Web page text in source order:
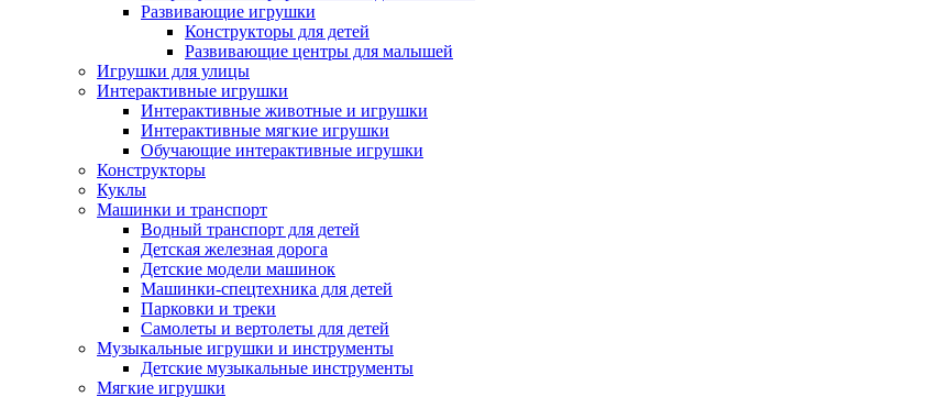
Развивающие игрушки
Конструкторы для детей
Развивающие центры для малышей
Игрушки для улицы
Интерактивные игрушки
Интерактивные животные и игрушки
Интерактивные мягкие игрушки
Обучающие интерактивные игрушки
Конструкторы
Куклы
Машинки и транспорт
Водный транспорт для детей
Детская железная дорога
Детские модели машинок
Машинки-спецтехника для детей
Парковки и треки
Самолеты и вертолеты для детей
Музыкальные игрушки и инструменты
Детские музыкальные инструменты
Мягкие игрушки